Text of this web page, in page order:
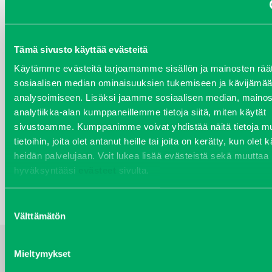
Tämä sivusto käyttää evästeitä
Käytämme evästeitä tarjoamamme sisällön ja mainosten
sosiaalisen median ominaisuuksien tukemiseen ja
analysoimiseen. Lisäksi jaamme sosiaalisen median,
analytiikka-alan kumppaneillemme tietoja siitä, miten käytät
sivustoamme. Kumppanimme voivat yhdistää näitä tietoja
tietoihin, joita olet antanut heille tai joita on kerätty, kun olet
heidän palvelujaan. Voit lukea lisää evästeistä sekä muuttaa
hyväksyntääsi
sivulta.
valinta
Välttämätön
Mieltymykset
NESTE BIOHYDRAULI SE
46, 20 LITRAA
VANE324320
Kirjaudu sisään nähdäksesi hinnat.
TAKAISIN HAKUEHTOIHIN
YHTEYSTIEDOT